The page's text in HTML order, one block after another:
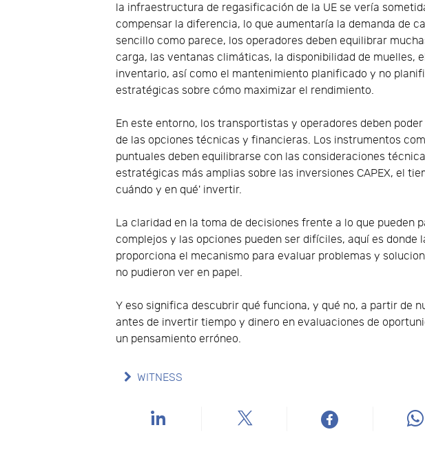
la infraestructura de regasificación de la UE se vería
compensar la diferencia, lo que aumentaría la demanda de
sencillo como parece, los operadores deben equilibrar
carga, las ventanas climáticas, la disponibilidad de muelles,
inventario, así como el mantenimiento planificado y no
estratégicas sobre cómo maximizar el rendimiento.
En este entorno, los transportistas y operadores deben
de las opciones técnicas y financieras. Los instrumentos
puntuales deben equilibrarse con las consideraciones
estratégicas más amplias sobre las inversiones CAPEX, el
cuándo y en qué' invertir.
La claridad en la toma de decisiones frente a lo que pueden
complejos y las opciones pueden ser difíciles, aquí es donde
proporciona el mecanismo para evaluar problemas y
no pudieron ver en papel.
Y eso significa descubrir qué funciona, y qué no, a partir de
antes de invertir tiempo y dinero en evaluaciones de
un pensamiento erróneo.
WITNESS